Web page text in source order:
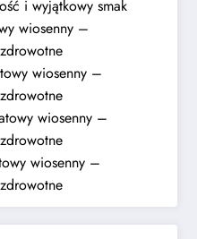
i wyjątkowy smak
wiosenny –
wiosenny –
wiosenny –
wiosenny –